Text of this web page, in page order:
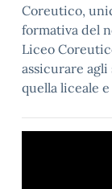
Coreutico,
formativa del
Liceo
assicurare
quella liceale